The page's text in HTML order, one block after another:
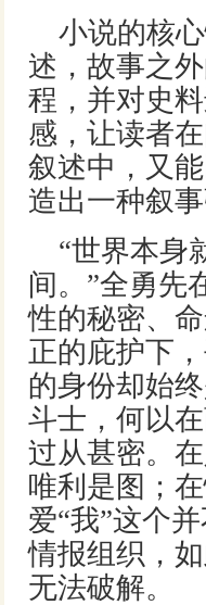
小说的核
述，故事之
程，并对史
感，让读者
叙述中，又
造出一种叙
“世界本身
间。”全勇先
性的秘密、
正的庇护下
的身份却始
斗士，何以
过从甚密。
唯利是图；
爱“我”这个
情报组织，
无法破解。